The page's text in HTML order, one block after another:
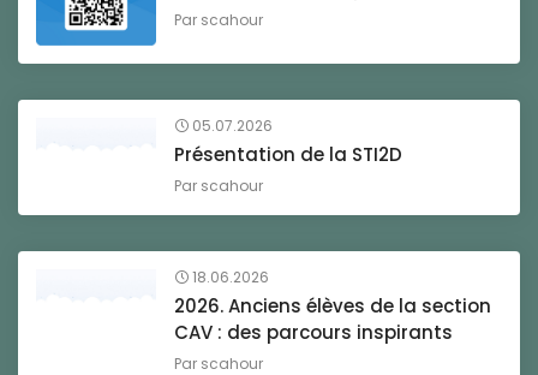
Par scahour
05.07.2026
Présentation de la STI2D
Par scahour
18.06.2026
2026. Anciens élèves de la section
CAV : des parcours inspirants
Par scahour